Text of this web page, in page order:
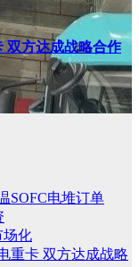
双方达成战略合作
SOFC电堆订单
场化
重卡 双方达成战略